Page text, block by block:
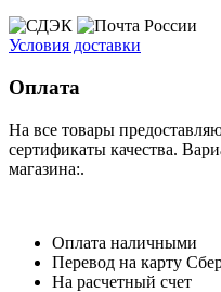
Условия доставки
Оплата
На все товары
сертификаты качества.
магазина:.
Оплата наличными
Перевод на карту
На расчетный счет